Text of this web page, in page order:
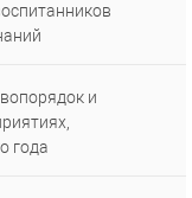
и
года